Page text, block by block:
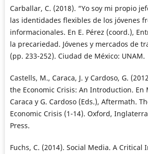
Carballar, C. (2018). “Yo soy mi propio
las identidades flexibles de los jóvenes
informacionales. En E. Pérez (coord.),
la precariedad. Jóvenes y mercados de
(pp. 233-252). Ciudad de México: UNAM.
Castells, M., Caraca, J. y Cardoso, G.
the Economic Crisis: An Introduction. En
Caraca y G. Cardoso (Eds.), Aftermath.
Economic Crisis (1-14). Oxford,
Press.
Fuchs, C. (2014). Social Media. A Critical